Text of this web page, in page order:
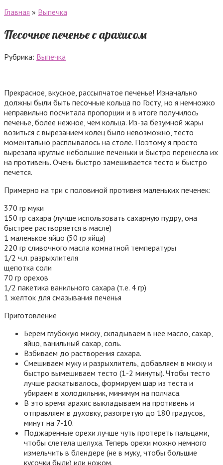
Главная » Выпечка
Песочное печенье с арахисом
Рубрика: Выпечка
Прекрасное, вкусное, рассыпчатое печенье! Изначально
должны были быть песочные кольца по Госту, но я немножко
неправильно посчитала пропорции и в итоге получилось
печенье, более нежное, чем кольца. Из-за безумной жары
возиться с вырезанием колец было невозможно, тесто
моментально расплывалось на столе. Поэтому я просто
вырезала круглые небольшие печеньки и быстро перенесла их
на противень. Очень быстро замешивается тесто и быстро
печется.
Примерно на три с половиной противня маленьких печенек:
370 гр муки
150 гр сахара (лучше использовать сахарную пудру, она
быстрее растворяется в масле)
1 маленькое яйцо (50 гр яйца)
220 гр сливочного масла комнатной температуры
1/2 ч.л. разрыхлителя
щепотка соли
70 гр орехов
1/2 пакетика ванильного сахара (т.е. 4 гр)
1 желток для смазывания печенья
Приготовление
Берем глубокую миску, складываем в нее масло, сахар,
яйцо, ванильный сахар, соль.
Взбиваем до растворения сахара.
Смешиваем муку и разрыхлитель, добавляем в миску и
быстро вымешиваем тесто (1-2 минуты). Чтобы тесто
лучше раскатывалось, формируем шар из теста и
убираем в холодильник, минимум на полчаса.
В это время арахис выкладываем на противень и
отправляем в духовку, разогретую до 180 градусов,
минут на 7-10.
Поджаренные орехи лучше чуть протереть пальцами,
чтобы слетела шелуха. Теперь орехи можно немного
измельчить в блендере (не в муку, чтобы большие
кусочки были) или ножом.